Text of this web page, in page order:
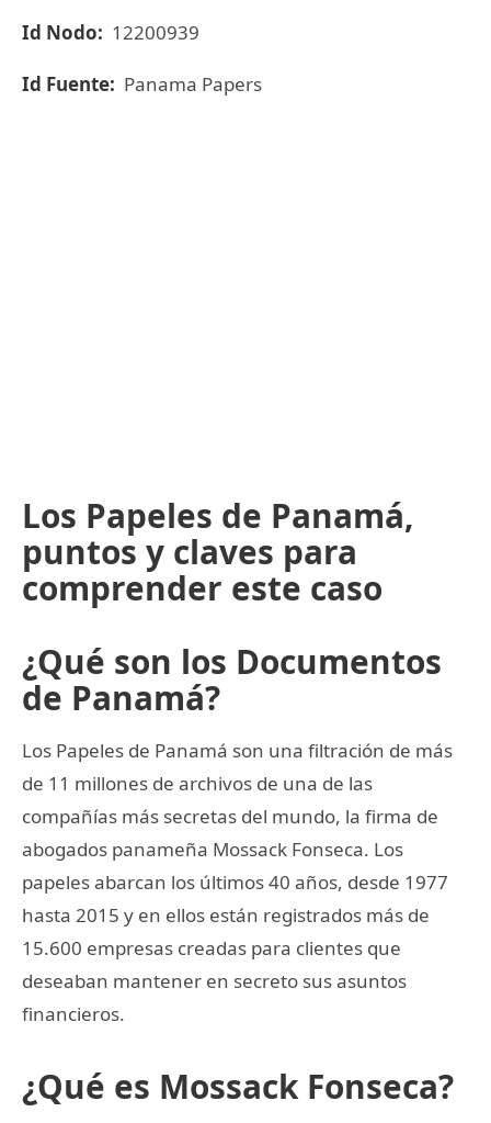
Id Nodo: 12200939
Id Fuente: Panama Papers
Los Papeles de Panamá,
puntos y claves para
comprender este caso
¿Qué son los Documentos
de Panamá?
Los Papeles de Panamá son una filtración de más
de 11 millones de archivos de una de las
compañías más secretas del mundo, la firma de
abogados panameña Mossack Fonseca. Los
papeles abarcan los últimos 40 años, desde 1977
hasta 2015 y en ellos están registrados más de
15.600 empresas creadas para clientes que
deseaban mantener en secreto sus asuntos
financieros.
¿Qué es Mossack Fonseca?